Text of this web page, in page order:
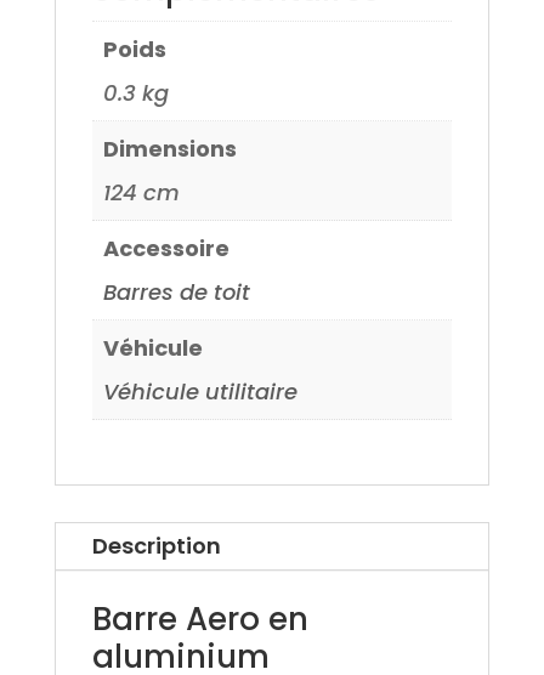
Poids
0.3 kg
Dimensions
124 cm
Accessoire
Barres de toit
Véhicule
Véhicule utilitaire
Description
Barre Aero en
aluminium